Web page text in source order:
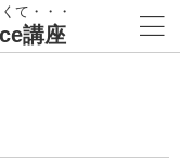
て・・・
講座